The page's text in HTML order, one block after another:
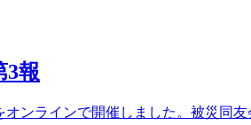
3報
ンラインで開催しました。被災同